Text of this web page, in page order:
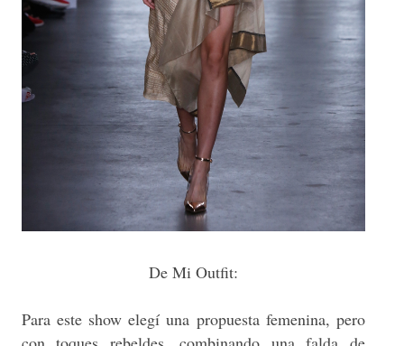
De Mi Outfit:
Para este show elegí una propuesta femenina, pero